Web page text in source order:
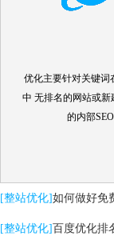
优化主要针对关键词
中 无排名的网站或新
的内部SEO
[整站优化]如何做好免
键词优化推广
[整站优化]百度优化排